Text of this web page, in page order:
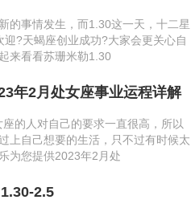
的事情发生，而1.30这一天，十二星
?天蝎座创业成功?大家会更关心自
来看看苏珊米勒1.30
年2月处女座事业运程详解
的人对自己的要求一直很高，所以
上自己想要的生活，只不过有时候太
为您提供2023年2月处
2.5